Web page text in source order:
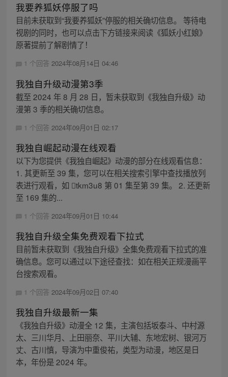
我要养狐妖停服了吗
目前未获取到“我要养狐妖”停服的相关确切信息。 等待电
视剧的同时，也可以点击下方链接来阅读《狐妖小红娘》
原著提前了解剧情了！
1 个回答 2024年08月14日 04:46
我独自升级动漫第3季
截至 2024 年 8 月 28 日，暂未获取到《我独自升级》动
漫第 3 季的相关确切信息。
1 个回答 2024年09月01日 02:17
我独自崛起动漫在线观看
以下为您提供《我独自崛起》动漫的部分在线观看信息：
1. 其更新至 39 集，您可以在相关搜索引擎中查找播放列
表进行观看，如 tkm3u8 第 01 集至第 39 集。 2. 还更新
至 169 集的...
1 个回答 2024年09月01日 10:44
我独自升级全集免费观看下拉式
目前暂未获取到《我独自升级》全集免费观看下拉式的准
确信息。您可以通过以下途径查找：如在相关正规漫画平
台搜索观看。
1 个回答 2024年09月02日 07:40
我独自升级最新一集
《我独自升级》动漫全 12 集，主演包括坂泰斗、中村源
太、三川华月、上田丽奈、平川大辅、东地宏树、银河万
丈、古川慎，导演为中重俊祐，类型为动漫，地区是日
本，年份是 2024 年。